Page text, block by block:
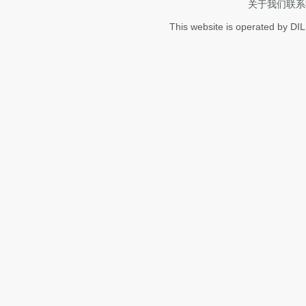
关于我们联
This website is operated by